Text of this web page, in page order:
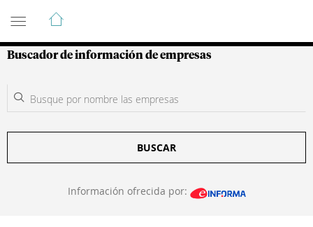
Guía de Empresas Colombianas
Buscador de información de empresas
BUSCAR
Información ofrecida por: